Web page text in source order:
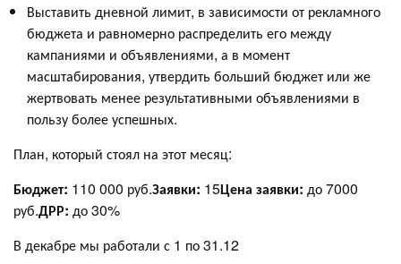
Выставить дневной лимит, в зависимости от рекламного
бюджета и равномерно распределить его между
кампаниями и объявлениями, а в момент
масштабирования, утвердить больший бюджет или же
жертвовать менее результативными объявлениями в
пользу более успешных.
План, который стоял на этот месяц:
Бюджет: 110 000 руб.Заявки: 15Цена заявки: до 7000
руб.ДРР: до 30%
В декабре мы работали с 1 по 31.12